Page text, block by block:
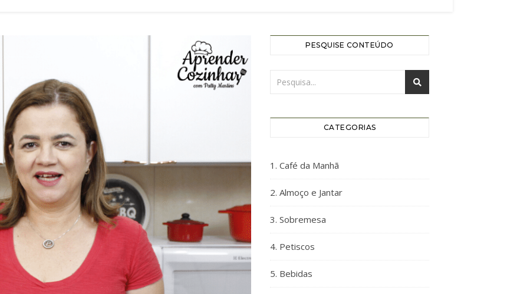
PESQUISE CONTEÚDO
CATEGORIAS
1. Café da Manhã
2. Almoço e Jantar
3. Sobremesa
4. Petiscos
5. Bebidas